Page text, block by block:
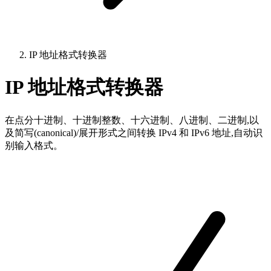
IP 地址格式转换器
IP 地址格式转换器
在点分十进制、十进制整数、十六进制、八进制、二进制,以
及简写(canonical)/展开形式之间转换 IPv4 和 IPv6 地址,自动识
别输入格式。